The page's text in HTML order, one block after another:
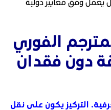
الفوري
دون فقدان
التركيز يكون على نقل